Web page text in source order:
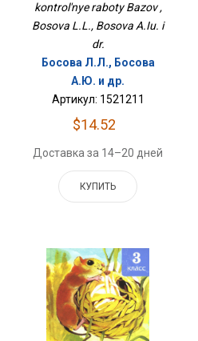
kontrol'nye raboty Bazov ,
Bosova L.L., Bosova A.Iu. i
dr.
Босова Л.Л., Босова
А.Ю. и др.
Артикул: 1521211
$14.52
Доставка за 14–20 дней
КУПИТЬ